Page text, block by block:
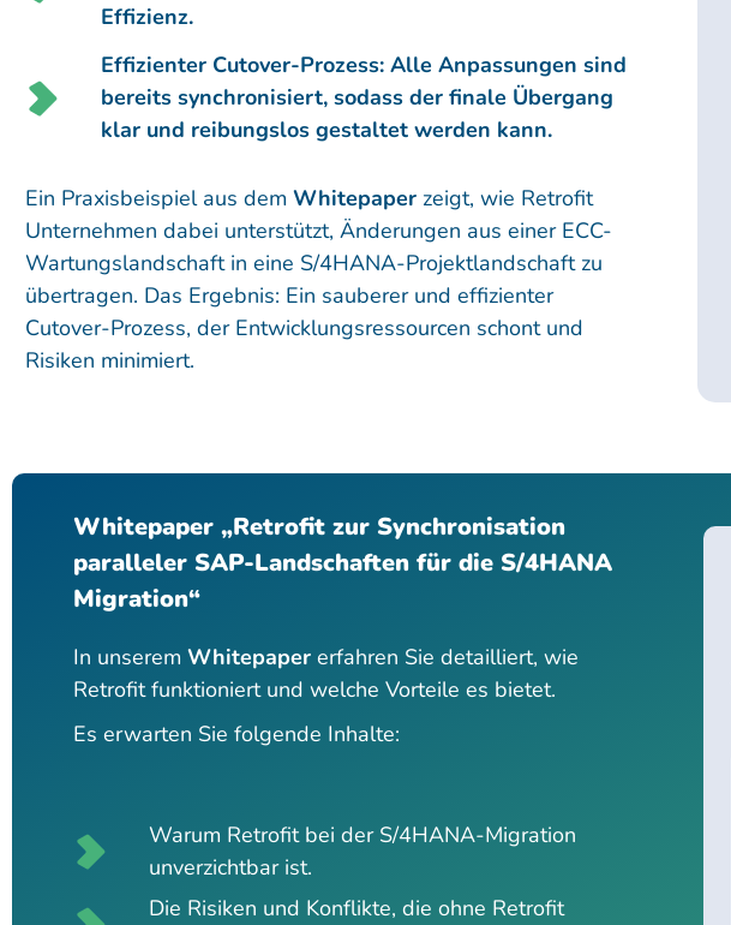
Effizienz.
Effizienter Cutover-Prozess: Alle Anpassungen sind
bereits synchronisiert, sodass der finale Übergang
klar und reibungslos gestaltet werden kann.
Ein Praxisbeispiel aus demWhitepaper zeigt, wie Retrofit
Unternehmen dabei unterstützt, Änderungen aus einer ECC-
Wartungslandschaft in eine S/4HANA-Projektlandschaft zu
übertragen. Das Ergebnis: Ein sauberer und effizienter
Cutover-Prozess, der Entwicklungsressourcen schont und
Risiken minimiert.
Whitepaper „Retrofit zur Synchronisation
paralleler SAP-Landschaften für die S/4HANA
Migration“
In unseremWhitepaper erfahren Sie detailliert, wie
Retrofit funktioniert und welche Vorteile es bietet.
Es erwarten Sie folgende Inhalte:
Warum Retrofit bei der S/4HANA-Migration
unverzichtbar ist.
Die Risiken und Konflikte, die ohne Retrofit